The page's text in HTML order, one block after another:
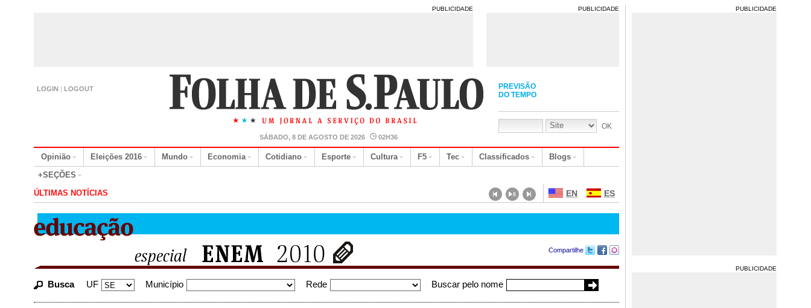
PUBLICIDADE PUBLICIDADE
LOGIN | LOGOUT
SÁBADO, 8 DE AGOSTO DE 2026 02H36
PREVISÃO
DO TEMPO
Opinião Eleições 2016 Mundo Economia Cotidiano Esporte Cultura F5 Tec Classificados
Blogs
+SEÇÕES
ÚLTIMAS NOTÍCIAS
EN ES
Compartilhe
Busca UF Município Rede Buscar pelo nome
PUBLICIDADE
PUBLICIDADE